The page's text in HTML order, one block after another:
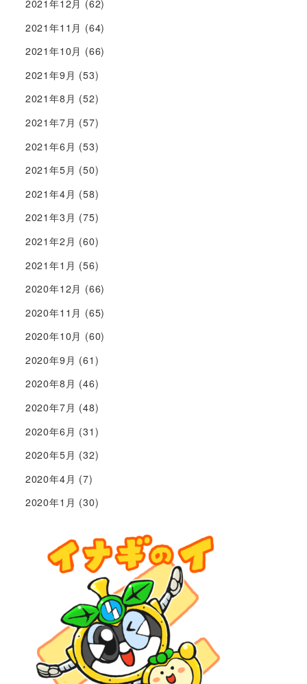
2021年12月 (62)
2021年11月 (64)
2021年10月 (66)
2021年9月 (53)
2021年8月 (52)
2021年7月 (57)
2021年6月 (53)
2021年5月 (50)
2021年4月 (58)
2021年3月 (75)
2021年2月 (60)
2021年1月 (56)
2020年12月 (66)
2020年11月 (65)
2020年10月 (60)
2020年9月 (61)
2020年8月 (46)
2020年7月 (48)
2020年6月 (31)
2020年5月 (32)
2020年4月 (7)
2020年1月 (30)